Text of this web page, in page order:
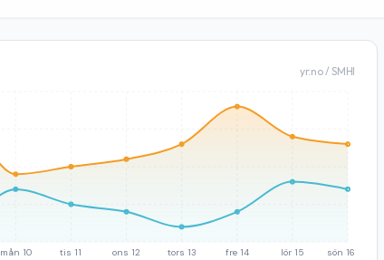
yr.no / SMHI
mån 10 tis 11 ons 12 tors 13 fre 14 lör 15 sön 16